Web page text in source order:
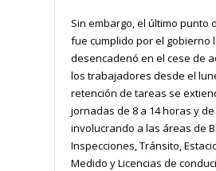
Sin embargo, el último punto
fue cumplido por el gobierno
desencadenó en el cese de
los trabajadores desde el
retención de tareas se
jornadas de 8 a 14 horas y
involucrando a las áreas de
Inspecciones, Tránsito,
Medido y Licencias de